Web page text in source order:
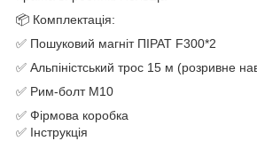
📦 Комплектація:
✅ Пошуковий магніт ПІРАТ F300*2
✅ Альпіністський трос 15 м (розривне
✅ Рим-болт М10
✅ Фірмова коробка
✅ Інструкція